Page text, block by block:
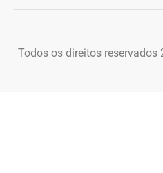
Todos os direitos